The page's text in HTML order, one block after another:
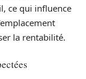
ce qui influence
la rentabilité.